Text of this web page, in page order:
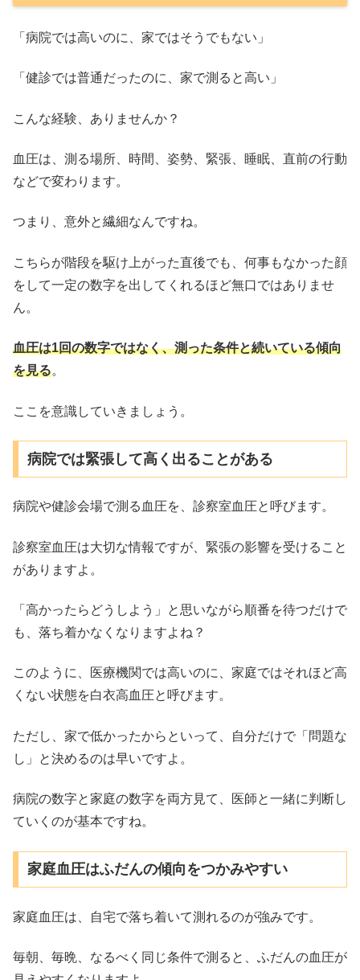
「病院では高いのに、家ではそうでもない」
「健診では普通だったのに、家で測ると高い」
こんな経験、ありませんか？
血圧は、測る場所、時間、姿勢、緊張、睡眠、直前の行動
などで変わります。
つまり、意外と繊細なんですね。
こちらが階段を駆け上がった直後でも、何事もなかった顔
をして一定の数字を出してくれるほど無口ではありませ
ん。
血圧は1回の数字ではなく、測った条件と続いている傾向
を見る。
ここを意識していきましょう。
病院では緊張して高く出ることがある
病院や健診会場で測る血圧を、診察室血圧と呼びます。
診察室血圧は大切な情報ですが、緊張の影響を受けること
がありますよ。
「高かったらどうしよう」と思いながら順番を待つだけで
も、落ち着かなくなりますよね？
このように、医療機関では高いのに、家庭ではそれほど高
くない状態を白衣高血圧と呼びます。
ただし、家で低かったからといって、自分だけで「問題な
し」と決めるのは早いですよ。
病院の数字と家庭の数字を両方見て、医師と一緒に判断し
ていくのが基本ですね。
家庭血圧はふだんの傾向をつかみやすい
家庭血圧は、自宅で落ち着いて測れるのが強みです。
毎朝、毎晩、なるべく同じ条件で測ると、ふだんの血圧が